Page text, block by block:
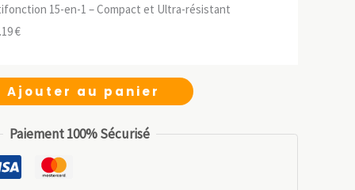
:
actuel
est :
15-en-1 – Compact et Ultra-résistant
:
€Le
actuel
est :
Ajouter au panier
Paiement 100% Sécurisé